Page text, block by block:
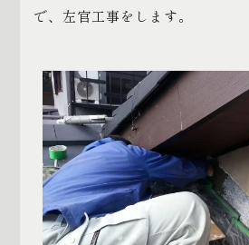
で、左官工事をします。